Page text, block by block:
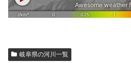
岐阜県の河川一覧